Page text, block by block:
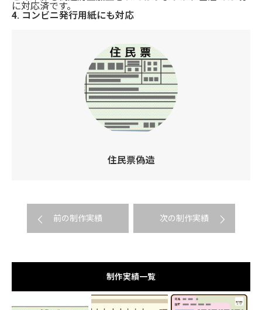
に対応済です。
4. コンビニ発行用紙にも対応
住民票偽造
前の制作実績 次の制作実績
制作実績一覧